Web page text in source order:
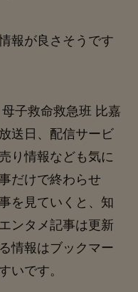
報が良さそうです
子救命救急班 比嘉
送日、配信サービ
り情報なども気に
だけで終わらせ
を見ていくと、知
ンタメ記事は更新
情報はブックマー
いです。